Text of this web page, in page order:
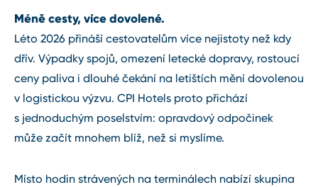
Méně cesty, více dovolené.
Léto 2026 přináší cestovatelům více nejistoty než kdy
dřív. Výpadky spojů, omezení letecké dopravy, rostoucí
ceny paliva i dlouhé čekání na letištích mění dovolenou
v logistickou výzvu. CPI Hotels proto přichází
s jednoduchým poselstvím: opravdový odpočinek
může začít mnohem blíž, než si myslíme.
Místo hodin strávených na terminálech nabízí skupina